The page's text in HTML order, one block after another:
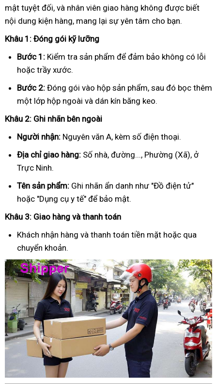
mật tuyệt đối, và nhân viên giao hàng không được biết
nội dung kiện hàng, mang lại sự yên tâm cho bạn.
Khâu 1: Đóng gói kỹ lưỡng
Bước 1: Kiểm tra sản phẩm để đảm bảo không có lỗi
hoặc trầy xước.
Bước 2: Đóng gói vào hộp sản phẩm, sau đó bọc thêm
một lớp hộp ngoài và dán kín băng keo.
Khâu 2: Ghi nhãn bên ngoài
Người nhận: Nguyên văn A, kèm số điện thoại.
Địa chỉ giao hàng: Số nhà, đường..., Phường (Xã), ở
Trực Ninh.
Tên sản phẩm: Ghi nhãn ẩn danh như "Đồ điện tử"
hoặc "Dụng cụ y tế" để bảo mật.
Khâu 3: Giao hàng và thanh toán
Khách nhận hàng và thanh toán tiền mặt hoặc qua
chuyển khoản.